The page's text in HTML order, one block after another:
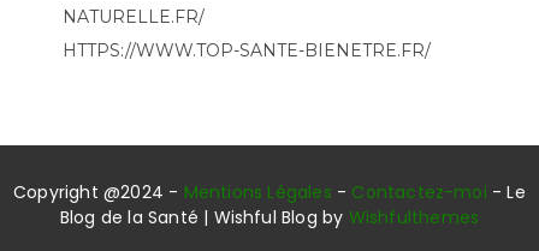
NATURELLE.FR/
HTTPS://WWW.TOP-SANTE-BIENETRE.FR/
Copyright @2024 - Mentions Légales - Contactez-moi - Le
Blog de la Santé | Wishful Blog by Wishfulthemes